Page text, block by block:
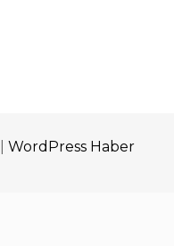
WordPress Haber